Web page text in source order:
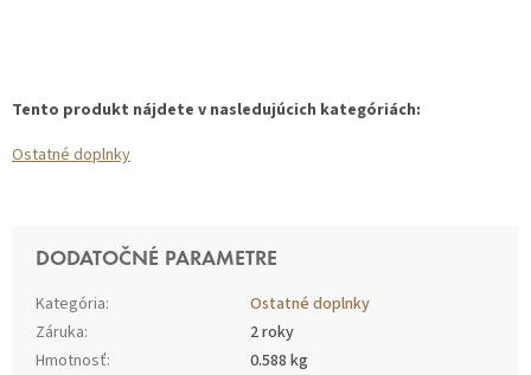
Tento produkt nájdete v nasledujúcich kategóriách:
Ostatné doplnky
DODATOČNÉ PARAMETRE
Kategória:
Ostatné doplnky
Záruka:
2 roky
Hmotnosť:
0.588 kg